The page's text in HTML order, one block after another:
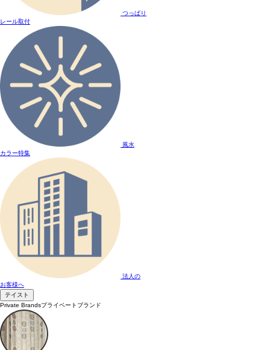
つっぱり
レール取付
風水
カラー特集
法人の
お客様へ
テイスト
Private Brandsプライベートブランド